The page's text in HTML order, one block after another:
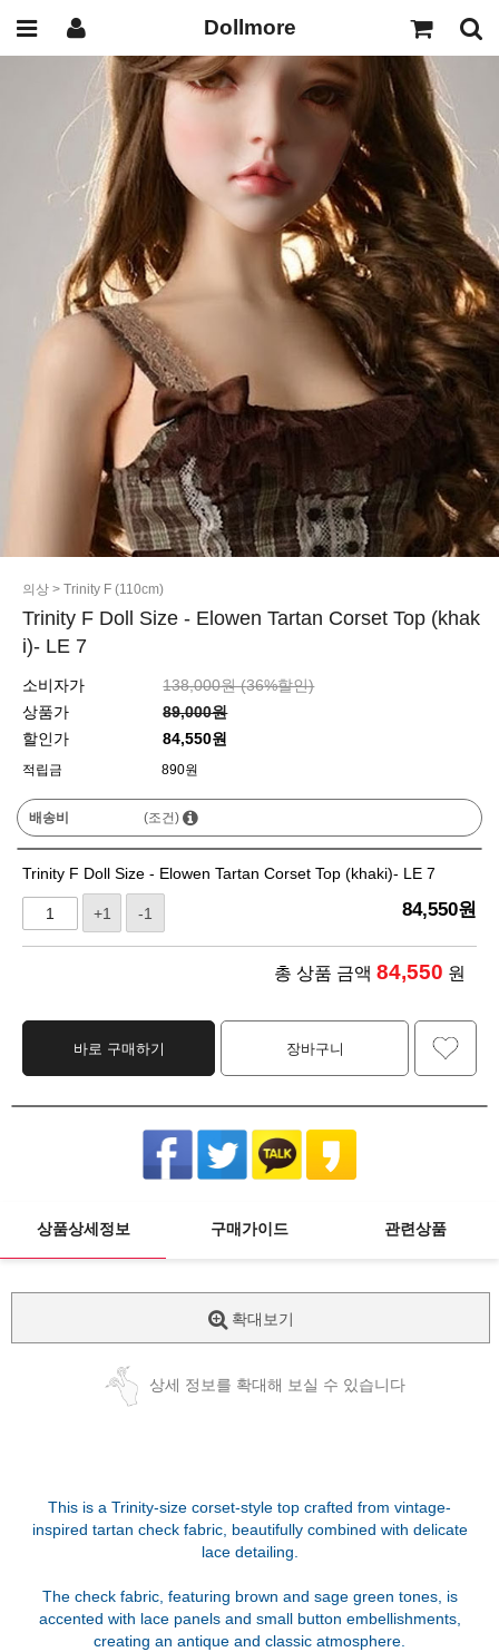
Dollmore
의상 > Trinity F (110cm)
Trinity F Doll Size - Elowen Tartan Corset Top (khak
i)- LE 7
소비자가 138,000원 (36%할인)
상품가
89,000원
할인가
84,550원
적립금 890원
배송비 (조건)
Trinity F Doll Size - Elowen Tartan Corset Top (khaki)- LE 7
+1 -1 84,550원
총 상품 금액 84,550 원
바로 구매하기 장바구니
상품상세정보 구매가이드 관련상품
확대보기
상세 정보를 확대해 보실 수 있습니다
This is a Trinity-size corset-style top crafted from vintage-
inspired tartan check fabric, beautifully combined with delicate
lace detailing.
The check fabric, featuring brown and sage green tones, is
accented with lace panels and small button embellishments,
creating an antique and classic atmosphere.